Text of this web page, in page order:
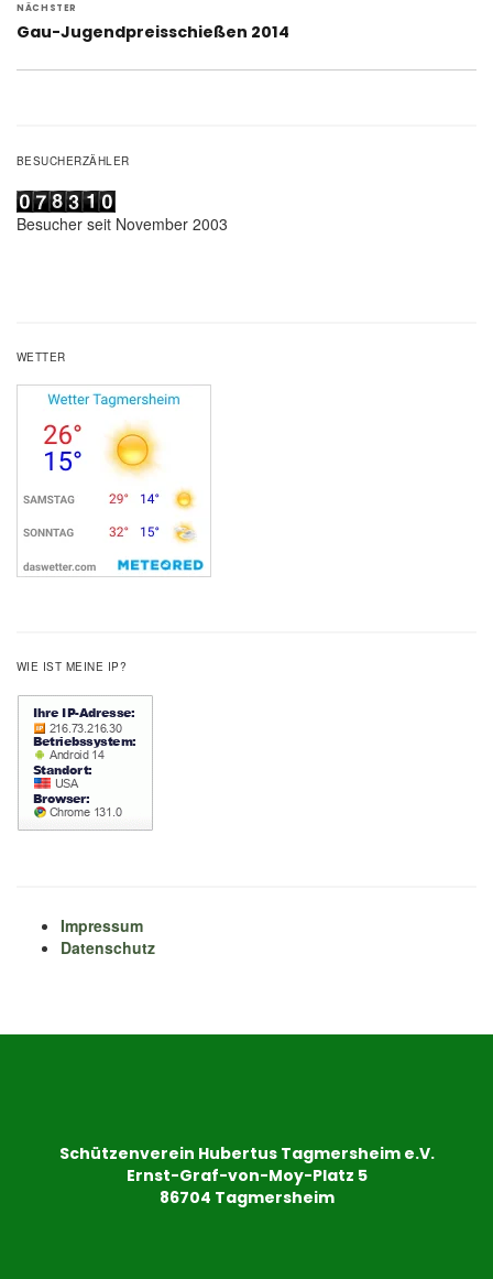
NÄCHSTER
Nächster
Gau-Jugendpreisschießen 2014
BESUCHERZÄHLER
Besucher seit November 2003
WETTER
WIE IST MEINE IP?
Impressum
Datenschutz
Schützenverein Hubertus Tagmersheim e.V.
Ernst-Graf-von-Moy-Platz 5
86704 Tagmersheim